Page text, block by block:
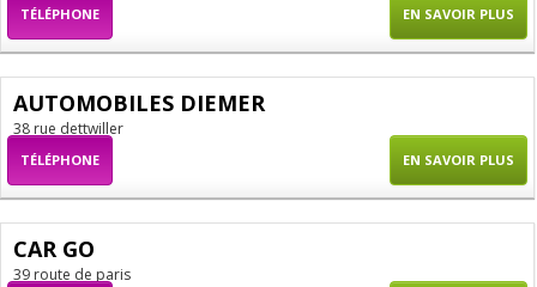
TÉLÉPHONE EN SAVOIR PLUS
AUTOMOBILES DIEMER
38 rue dettwiller
TÉLÉPHONE EN SAVOIR PLUS
CAR GO
39 route de paris